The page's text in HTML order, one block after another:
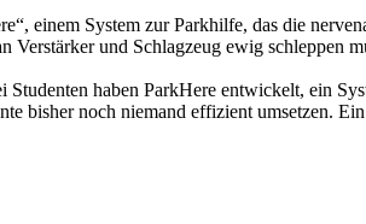
einem System zur Parkhilfe, das die
und Schlagzeug ewig schleppen
haben ParkHere entwickelt, ein
bisher noch niemand effizient umsetzen.